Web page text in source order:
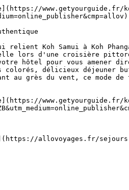
relient Koh Samui à Koh
lors d'une croisière
hôtel pour vous amener
colorés, délicieux déjeuner
au grès du vent, ce mode